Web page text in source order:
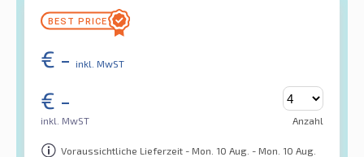
€ - inkl. MwST
€ -
inkl. MwST Anzahl
Voraussichtliche Lieferzeit - Mon. 10 Aug. - Mon. 10 Aug.